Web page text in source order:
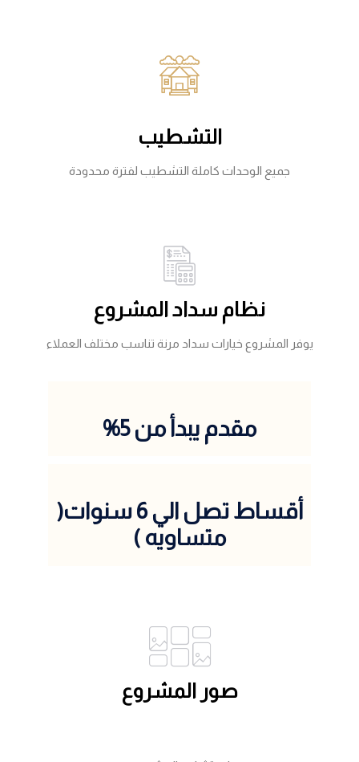
التشطيب
جميع الوحدات كاملة التشطيب لفترة محدودة
نظام سداد المشروع
يوفر المشروع خيارات سداد مرنة تناسب مختلف العملاء
مقدم يبدأ من 5%
أقساط تصل الي 6 سنوات(
متساويه )
صور المشروع